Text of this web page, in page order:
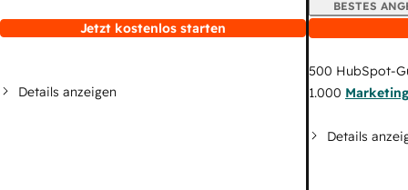
Jetzt kostenlos starten
Details anzeigen
BESTES
500 HubSpot-
1.000
Details